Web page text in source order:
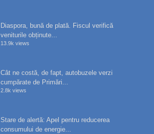
Diaspora, bună de plată. Fiscul verifică
veniturile obținute...
13.9k views
Cât ne costă, de fapt, autobuzele verzi
cumpărate de Primări...
2.8k views
Stare de alertă: Apel pentru reducerea
consumului de energie...